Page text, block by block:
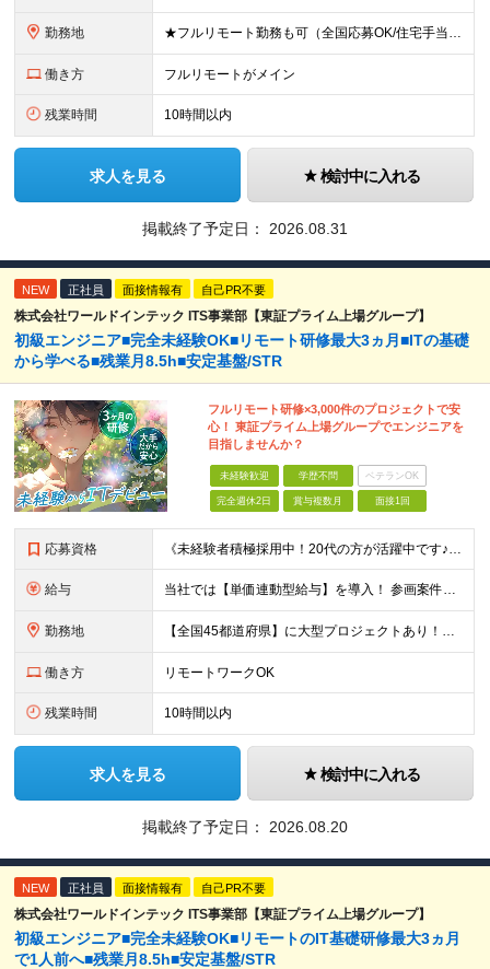
勤務地 ★フルリモート勤務も可（全国応募OK/住宅手当を支給します） ※案件によって常駐が必要になる場合があります。 ※希望がない限り、転勤はありません ※U・Iターン歓迎 ★ルトラの社員は全国各地で活躍中
働き方 フルリモートがメイン
残業時間 10時間以内
求人を見る 検討中に入れる
掲載終了予定日： 2026.08.31
NEW 正社員 面接情報有 自己PR不要
株式会社ワールドインテック ITS事業部【東証プライム上場グループ】
初級エンジニア■完全未経験OK■リモート研修最大3ヵ月■ITの基礎
から学べる■残業月8.5h■安定基盤/STR
フルリモート研修×3,000件のプロジェクトで安
心！ 東証プライム上場グループでエンジニアを
目指しませんか？
未経験歓迎 学歴不問 ベテランOK
完全週休2日 賞与複数月 面接1回
応募資格 《未経験者積極採用中！20代の方が活躍中です♪》 ◎約4割が実務未経験入社！ ■学歴・職歴は一切問いません！ ■第二新卒の方もお気軽にご相談ください♪ ■入社してから数年は、転勤の可能性があります
給与 当社では【単価連動型給与】を導入！ 参画案件の契約単価に連動して給与が決定。 還元率は単価の【70％～80％】と東証プライム上場グループとして高水準です！（社会保険料・教育コスト含む） ■関東：月給
勤務地 【全国45都道府県】に大型プロジェクトあり！※ 四国・沖縄を除く 主要勤務地： 北海道/宮城県/栃木県/埼玉県/千葉県/東京都/神奈川県/愛知県/大阪府/京都府/兵庫県/広島県/福岡県/熊本県 ※勤
働き方 リモートワークOK
残業時間 10時間以内
求人を見る 検討中に入れる
掲載終了予定日： 2026.08.20
NEW 正社員 面接情報有 自己PR不要
株式会社ワールドインテック ITS事業部【東証プライム上場グループ】
初級エンジニア■完全未経験OK■リモートのIT基礎研修最大3ヵ月
で1人前へ■残業月8.5h■安定基盤/STR